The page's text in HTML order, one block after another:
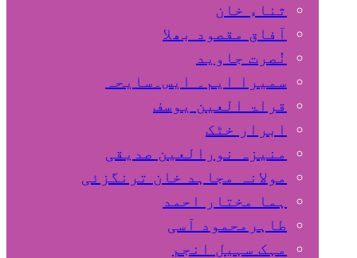
ثناء خان
آفاق مقصود بھلا
نُصرت جاوید
سمیرا ایم۔ ایس۔سایحہ
قراۃ العین یوسف
ابرار خٹک
منیزہ نورالعین صدیقی
مولانہ مجاہد خان ترنگزئی
ہما مختار احمد
طاہرمحمود آسی
مہک سہیل انجم